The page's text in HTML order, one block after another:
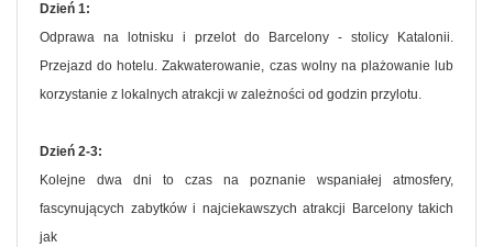
Dzień 1:
Odprawa na lotnisku i przelot do Barcelony - stolicy Katalonii.
Przejazd do hotelu. Zakwaterowanie, czas wolny na plażowanie lub
korzystanie z lokalnych atrakcji w zależności od godzin przylotu.
Dzień 2-3:
Kolejne dwa dni to czas na poznanie wspaniałej atmosfery,
fascynujących zabytków i najciekawszych atrakcji Barcelony takich
jak